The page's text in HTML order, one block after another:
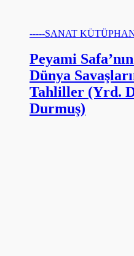
-----SANAT
Peyami
Dünya
Tahliller (Yrd.
Durmuş)